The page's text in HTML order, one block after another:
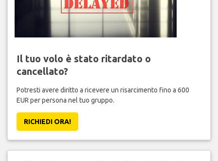
Il tuo volo è stato ritardato o
cancellato?
Potresti avere diritto a ricevere un risarcimento fino a 600
EUR per persona nel tuo gruppo.
RICHIEDI ORA!